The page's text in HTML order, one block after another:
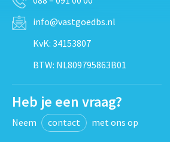
info@vastgoedbs.nl
KvK: 34153807
BTW: NL809795863B01
Heb je een vraag?
Neem contact met ons op